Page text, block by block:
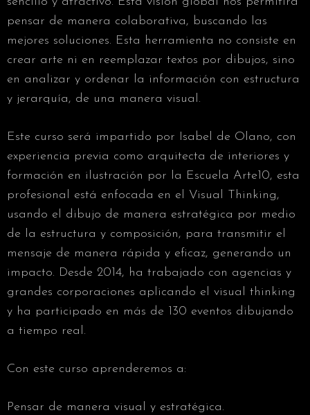
pensar de manera colaborativa, buscando las
mejores soluciones. Esta herramienta no consiste en
crear arte ni en reemplazar textos por dibujos, sino
en analizar y ordenar la información con estructura
y jerarquía, de una manera visual.
Este curso será impartido por Isabel de Olano, con
experiencia previa como arquitecta de interiores y
formación en ilustración por la Escuela Arte10, esta
profesional está enfocada en el Visual Thinking,
usando el dibujo de manera estratégica por medio
de la estructura y composición, para transmitir el
mensaje de manera rápida y eficaz, generando un
impacto. Desde 2014, ha trabajado con agencias y
grandes corporaciones aplicando el visual thinking
y ha participado en más de 130 eventos dibujando
a tiempo real.
Con este curso aprenderemos a:
Pensar de manera visual y estratégica.